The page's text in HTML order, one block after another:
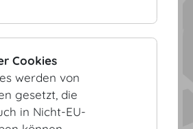
Cookies
werden von
gesetzt, die
in Nicht-EU-